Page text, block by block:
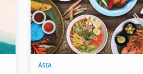
ÁSIA